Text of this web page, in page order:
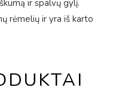
ir spalvų gylį.
rėmelių ir yra iš karto